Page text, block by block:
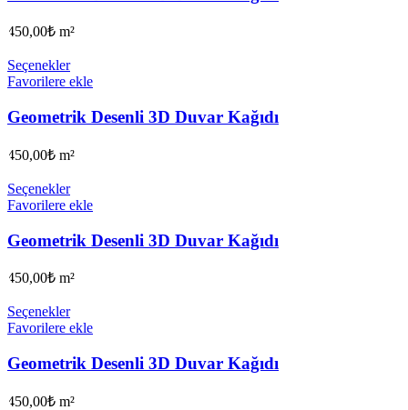
450,00₺ m²
Seçenekler
Favorilere ekle
Geometrik Desenli 3D Duvar Kağıdı
450,00₺ m²
Seçenekler
Favorilere ekle
Geometrik Desenli 3D Duvar Kağıdı
450,00₺ m²
Seçenekler
Favorilere ekle
Geometrik Desenli 3D Duvar Kağıdı
450,00₺ m²